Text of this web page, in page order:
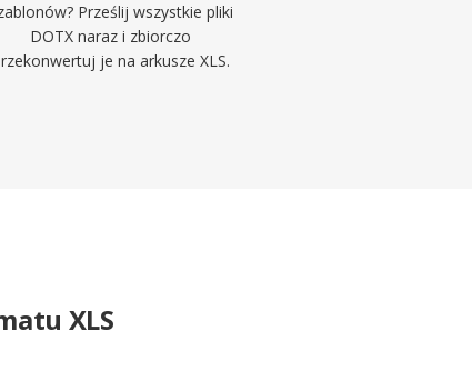
Prześlij wszystkie pliki
DOTX naraz i zbiorczo
je na arkusze XLS.
XLS